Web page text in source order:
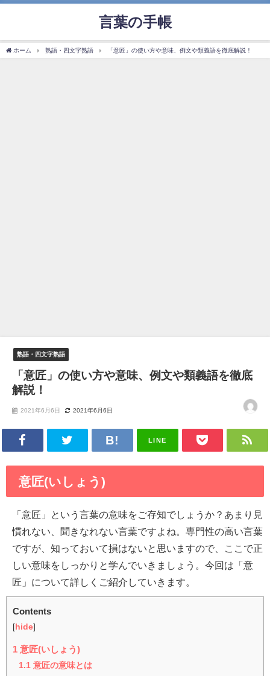
言葉の手帳
ホーム 熟語・四文字熟語 「意匠」の使い方や意味、例文や類義語を徹底解説！
熟語・四文字熟語
「意匠」の使い方や意味、例文や類義語を徹底
解説！
2021年6月6日 2021年6月6日
LINE
意匠(いしょう)
「意匠」という言葉の意味をご存知でしょうか？あまり見
慣れない、聞きなれない言葉ですよね。専門性の高い言葉
ですが、知っておいて損はないと思いますので、ここで正
しい意味をしっかりと学んでいきましょう。今回は「意
匠」について詳しくご紹介していきます。
Contents
[ hide]
1 意匠(いしょう)
1.1 意匠の意味とは